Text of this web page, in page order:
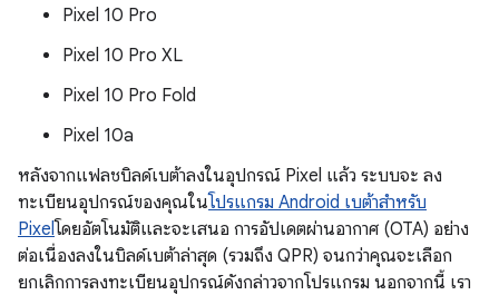
Pixel 10 Pro
Pixel 10 Pro XL
Pixel 10 Pro Fold
Pixel 10a
หลังจากแฟลชบิลด์เบต้าลงในอุปกรณ์ Pixel แล้ว ระบบจะ ลง
ทะเบียนอุปกรณ์ของคุณในโปรแกรม Android เบต้าสำหรับ
Pixelโดยอัตโนมัติและจะเสนอ การอัปเดตผ่านอากาศ (OTA) อย่าง
ต่อเนื่องลงในบิลด์เบต้าล่าสุด (รวมถึง QPR) จนกว่าคุณจะเลือก
ยกเลิกการลงทะเบียนอุปกรณ์ดังกล่าวจากโปรแกรม นอกจากนี้ เรา